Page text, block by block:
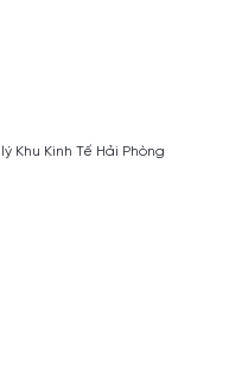
Khu Kinh Tế Hải Phòng